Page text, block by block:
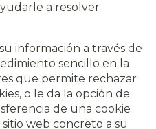
a resolver
información a través de
sencillo en la
que permite rechazar
o le da la opción de
de una cookie
web concreto a su